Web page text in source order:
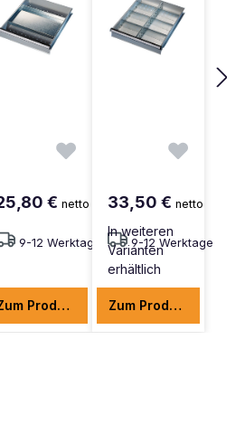
€ netto
9-12 Werktage
Zum Produkt
33,50 € netto
9-12 Werktage
In weiteren
Varianten
erhältlich
Zum Produkt